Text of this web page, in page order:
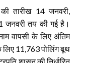
तारीख 14 जनवरी,
जनवरी तय की गई है।
वापसी के लिए अंतिम
लिए 11,763 पोलिंग बूथ